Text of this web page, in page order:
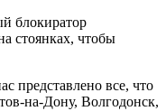
блокиратор
стоянках, чтобы
представлено все, что
на-Дону, Волгодонск,